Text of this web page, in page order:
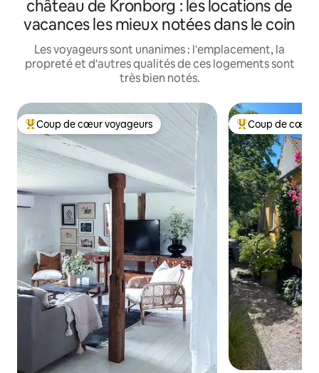
château de Kronborg : les locations de
vacances les mieux notées dans le coin
Les voyageurs sont unanimes : l'emplacement, la
propreté et d'autres qualités de ces logements sont
très bien notés.
Coup de cœur voyageurs parmi les plus aimés
Coup de cœur voyageurs Coup de cœur
Coup de cœur